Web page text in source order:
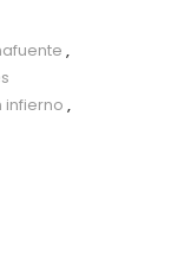
,
infierno ,